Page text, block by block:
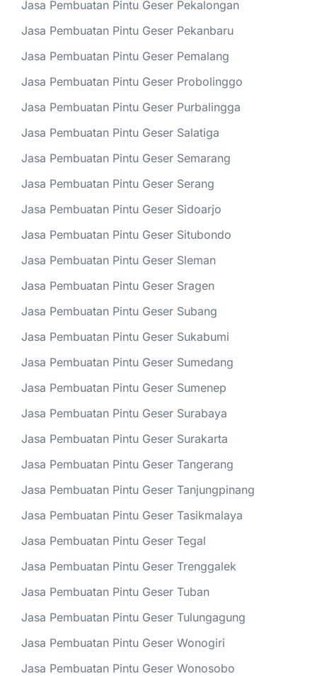
Jasa Pembuatan Pintu Geser Pekalongan
Jasa Pembuatan Pintu Geser Pekanbaru
Jasa Pembuatan Pintu Geser Pemalang
Jasa Pembuatan Pintu Geser Probolinggo
Jasa Pembuatan Pintu Geser Purbalingga
Jasa Pembuatan Pintu Geser Salatiga
Jasa Pembuatan Pintu Geser Semarang
Jasa Pembuatan Pintu Geser Serang
Jasa Pembuatan Pintu Geser Sidoarjo
Jasa Pembuatan Pintu Geser Situbondo
Jasa Pembuatan Pintu Geser Sleman
Jasa Pembuatan Pintu Geser Sragen
Jasa Pembuatan Pintu Geser Subang
Jasa Pembuatan Pintu Geser Sukabumi
Jasa Pembuatan Pintu Geser Sumedang
Jasa Pembuatan Pintu Geser Sumenep
Jasa Pembuatan Pintu Geser Surabaya
Jasa Pembuatan Pintu Geser Surakarta
Jasa Pembuatan Pintu Geser Tangerang
Jasa Pembuatan Pintu Geser Tanjungpinang
Jasa Pembuatan Pintu Geser Tasikmalaya
Jasa Pembuatan Pintu Geser Tegal
Jasa Pembuatan Pintu Geser Trenggalek
Jasa Pembuatan Pintu Geser Tuban
Jasa Pembuatan Pintu Geser Tulungagung
Jasa Pembuatan Pintu Geser Wonogiri
Jasa Pembuatan Pintu Geser Wonosobo